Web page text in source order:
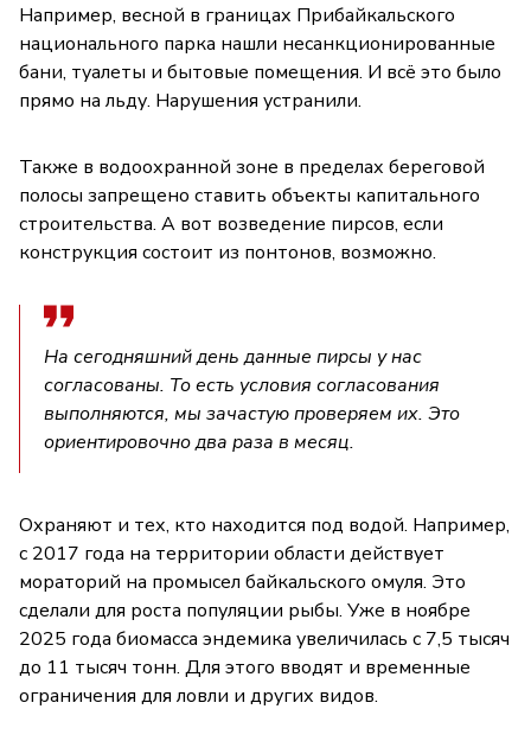
Например, весной в границах Прибайкальского
национального парка нашли несанкционированные
бани, туалеты и бытовые помещения. И всё это было
прямо на льду. Нарушения устранили.
Также в водоохранной зоне в пределах береговой
полосы запрещено ставить объекты капитального
строительства. А вот возведение пирсов, если
конструкция состоит из понтонов, возможно.
На сегодняшний день данные пирсы у нас
согласованы. То есть условия согласования
выполняются, мы зачастую проверяем их. Это
ориентировочно два раза в месяц.
Охраняют и тех, кто находится под водой. Например,
с 2017 года на территории области действует
мораторий на промысел байкальского омуля. Это
сделали для роста популяции рыбы. Уже в ноябре
2025 года биомасса эндемика увеличилась с 7,5 тысяч
до 11 тысяч тонн. Для этого вводят и временные
ограничения для ловли и других видов.